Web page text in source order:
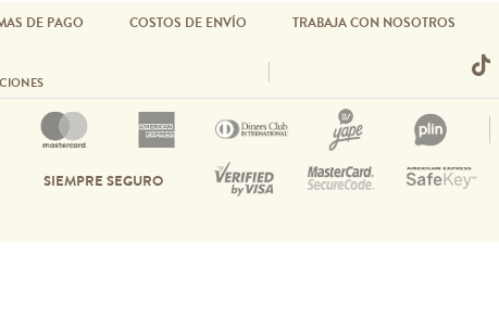
DE PAGO COSTOS DE ENVÍO TRABAJA CON NOSOTROS
SIEMPRE SEGURO